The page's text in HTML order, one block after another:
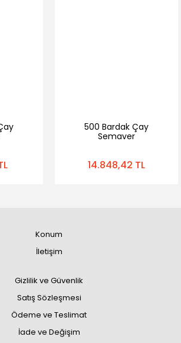
500 Bardak Çay
Semaver
14.848,42 TL
Konum
İletişim
Gizlilik ve Güvenlik
Satış Sözleşmesi
Ödeme ve Teslimat
İade ve Değişim